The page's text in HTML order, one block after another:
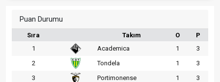
Puan Durumu
Sıra Takım O
P
1
Academica 1
3
2
Tondela 1
3
3
Portimonense 1
3